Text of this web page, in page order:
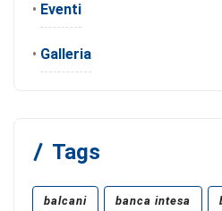
• Eventi
• Galleria
Tags
balcani banca intesa